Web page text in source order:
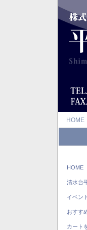
HOME
HOME
清水台
イベン
おすす
カート